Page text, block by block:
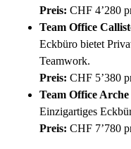
Preis: CHF 4’280
Team Office
Eckbüro bietet
Teamwork.
Preis: CHF 5’380
Team Office Arche
Einzigartiges
Preis: CHF 7’780